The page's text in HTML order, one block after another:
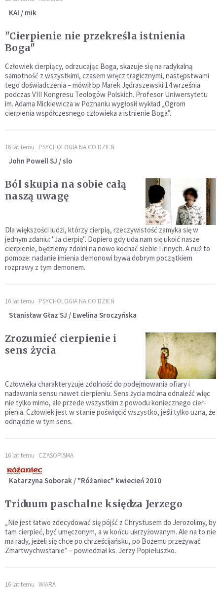
KAI / mik
"Cierpienie nie przekreśla istnienia
Boga"
Człowiek cierpiący, odrzucając Boga, skazuje się na radykalną
samotność z wszystkimi, czasem wręcz tragicznymi, następstwami
tego doświadczenia – mówił bp Marek Jędraszewski 14 września
podczas VIII Kongresu Teologów Polskich. Profesor Uniwersytetu
im. Adama Mickiewicza w Poznaniu wygłosił wykład „Ogrom
cierpienia współczesnego człowieka a istnienie Boga”.
16 lat temu PSYCHOLOGIA NA CO DZIEŃ
John Powell SJ / slo
Ból skupia na sobie całą
naszą uwagę
Dla większości ludzi, którzy cierpią, rzeczywistość zamyka się w
jednym zdaniu: "Ja cierpię". Dopiero gdy uda nam się ukoić nasze
cierpienie, będziemy zdolni na nowo kochać siebie i innych. A nuż to
pomoże: nadanie imienia demonowi bywa dobrym początkiem
rozprawy z tym demonem.
16 lat temu PSYCHOLOGIA NA CO DZIEŃ
Stanisław Głaz SJ / Ewelina Sroczyńska
Zrozumieć cierpienie i
sens życia
Człowieka charakteryzuje zdolność do podejmowa­nia ofiary i
nadawania sensu nawet cierpieniu. Sens życia można odnaleźć więc
nie tylko mimo, ale przede wszystkim z powodu koniecznego cier­
pienia. Człowiek jest w stanie poświęcić wszystko, jeśli tylko uzna, że
odnajdzie w tym sens.
16 lat temu CZASOPISMA
Katarzyna Soborak / "Różaniec" kwiecień 2010
Triduum paschalne księdza Jerzego
„Nie jest łatwo zdecydować się pójść z Chrystusem do Jerozolimy, by
tam cierpieć, być umęczonym, a w końcu ukrzyżowanym. Ale na to nie
ma rady, jeżeli się chce po chrześcijańsku, po Bożemu przeżywać
Zmartwychwstanie” – powiedział ks. Jerzy Popiełuszko.
16 lat temu WIARA